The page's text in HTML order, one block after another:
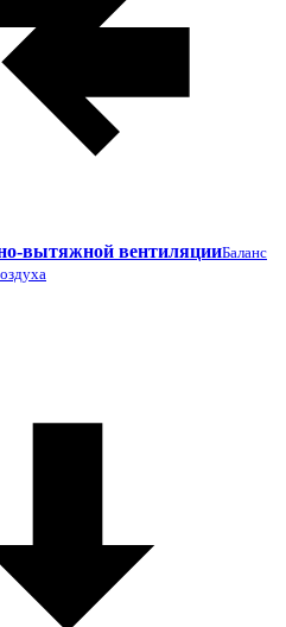
вытяжной вентиляцииБаланс